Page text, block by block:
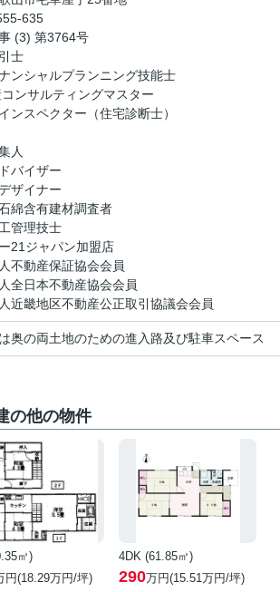
635
(3) 第3764号
士
ンシャルプランニング技能士
ンサルティングマスター
ンスペクター（住宅診断士）
人
バイザー
ザイナー
綿含有建材調査者
管理技士
21ジャパン加盟店
不動産保証協会会員
全日本不動産協会会員
近畿地区不動産公正取引協議会会員
奥の両土地のための進入路及び駐車スペース
の他の物件
㎡)
円(18.29万円/坪)
4DK (61.85㎡)
290万円(15.51万円/坪)